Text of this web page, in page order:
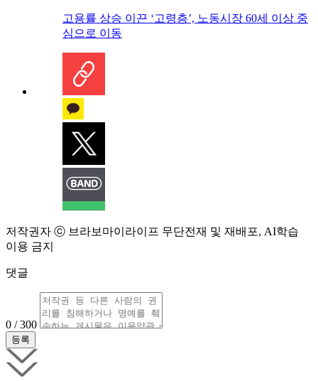
고용률 상승 이끈 ‘고령층’, 노동시장 60세 이상 중
심으로 이동
저작권자 ⓒ 브라보마이라이프 무단전재 및 재배포, AI학습
이용 금지
댓글
0 / 300